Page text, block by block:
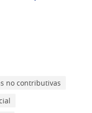
no contributivas